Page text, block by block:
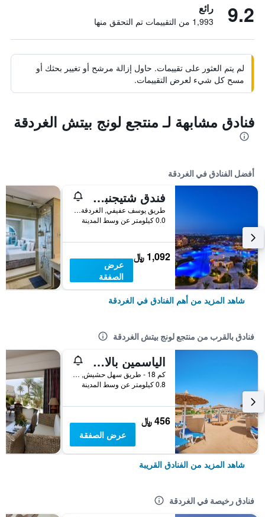
9.2 رائع
1,993 من التقييمات تم التحقق منها
لم يتم العثور على تقييمات. حاول إزالة مرشح أو تغيير بحثك أو
مسح كل شيء لعرض التقييمات.
فنادق مشابهة لـ منتجع لونج بيتش الغردقة
أفضل الفنادق في الغردقة
فندق شتيجنبرجر الداو بيتش
طريق يوسف عفيفي, الغردقة, مصر
0.0 كيلومتر عن وسط المدينة
1,092 ﷼
عرض
الصفقة
شاهد المزيد من أهم الفنادق في الغردقة
فنادق بالقرب من منتجع لونج بيتش الغردقة
الياسمين بالاس ريزورت
كم 18 - طريق سهل حشيش, الغردقة, مصر
0.8 كيلومتر عن وسط المدينة
456 ﷼
عرض الصفقة
شاهد المزيد من الفنادق القريبة
فنادق رخيصة في الغردقة